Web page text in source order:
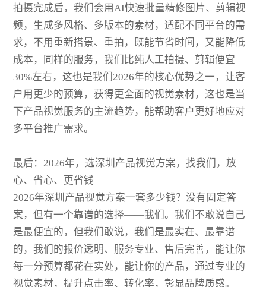
拍摄完成后，我们会用AI快速批量精修图片、剪辑视
频，生成多风格、多版本的素材，适配不同平台的需
求，不用重新搭景、重拍，既能节省时间，又能降低
成本，同样的服务，我们比纯人工拍摄、剪辑便宜
30%左右，这也是我们2026年的核心优势之一，让客
户用更少的预算，获得更全面的视觉素材，这也是当
下产品视觉服务的主流趋势，能帮助客户更好地应对
多平台推广需求。
最后：2026年，选深圳产品视觉方案，找我们，放
心、省心、更省钱
2026年深圳产品视觉方案一套多少钱？没有固定答
案，但有一个靠谱的选择——我们。我们不敢说自己
是最便宜的，但我们敢说，我们是最实在、最靠谱
的，我们的报价透明、服务专业、售后完善，能让你
每一分预算都花在实处，能让你的产品，通过专业的
视觉素材，提升点击率、转化率，彰显品牌质感。